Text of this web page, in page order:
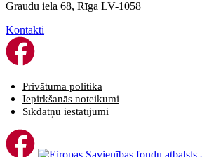
Graudu iela 68, Rīga LV-1058
Kontakti
Privātuma politika
Iepirkšanās noteikumi
Sīkdatņu iestatījumi